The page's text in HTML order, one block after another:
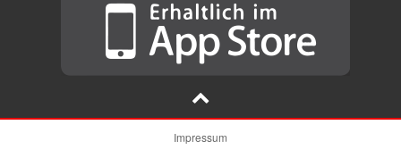
Impressum